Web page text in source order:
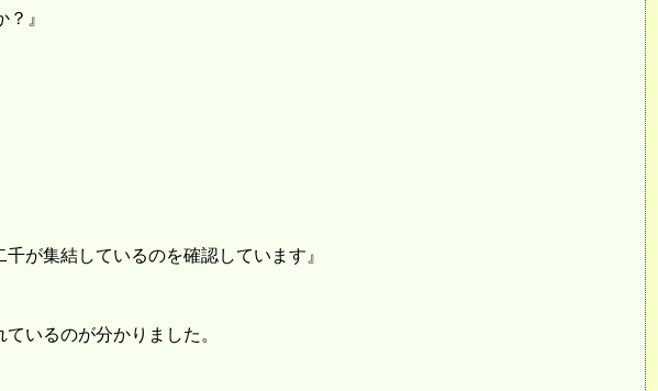
』
が集結しているのを確認しています』
いるのが分かりました。